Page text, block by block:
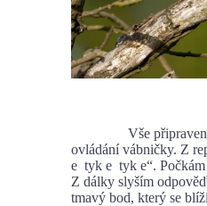
Vše připraveno,
ovládání vábničky. Z
e tyk e tyk e“. Počkám
Z dálky slyším
tmavý bod, který se